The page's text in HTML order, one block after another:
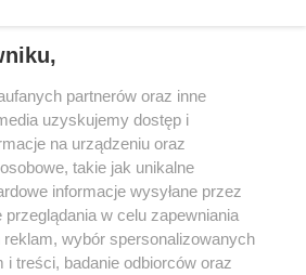
Regulamin
Dystrybucja
Polityka Prywatności
partnerów oraz inne
uzyskujemy dostęp i
na urządzeniu oraz
takie jak unikalne
informacje wysyłane przez
w celu zapewniania
wybór spersonalizowanych
i treści, badanie odbiorców oraz